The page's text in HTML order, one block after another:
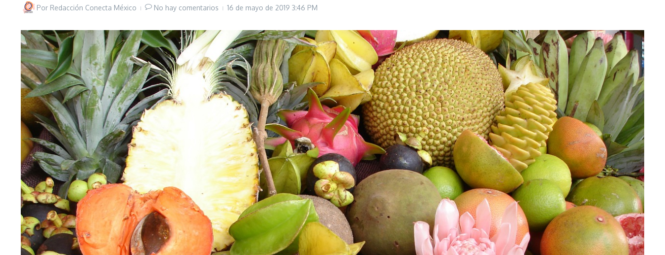
Por Redacción Conecta México No hay comentarios 16 de mayo de 2019 3:46 PM